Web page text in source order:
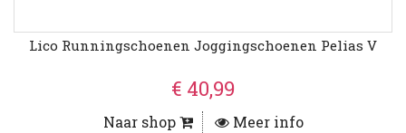
Lico Runningschoenen Joggingschoenen Pelias V
€ 40,99
Naar shop Meer info